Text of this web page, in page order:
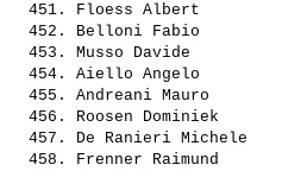
  451.
Floess Albert
  452.
Belloni Fabio
  453.
Musso Davide
  454.
Aiello Angelo
  455.
Andreani Mauro
  456.
Roosen Dominiek
  457.
De Ranieri Michele
  458.
Frenner Raimund